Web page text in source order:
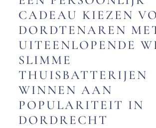
CADEAU KIEZEN
DORDTENAREN
UITEENLOPENDE
SLIMME
THUISBATTERIJEN
WINNEN AAN
POPULARITEIT IN
DORDRECHT